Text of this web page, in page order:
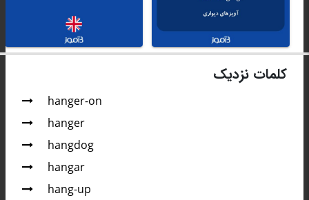
کلمات نزدیک
hanger-on
hanger
hangdog
hangar
hang-up